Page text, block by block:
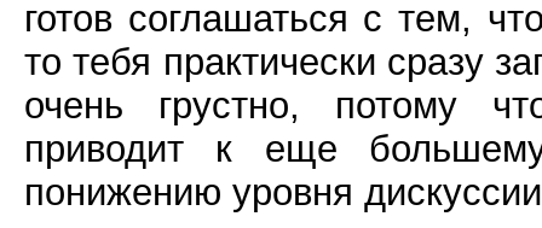
готов соглашаться с тем,
то тебя практически сразу
очень грустно, потому
приводит к еще
понижению уровня